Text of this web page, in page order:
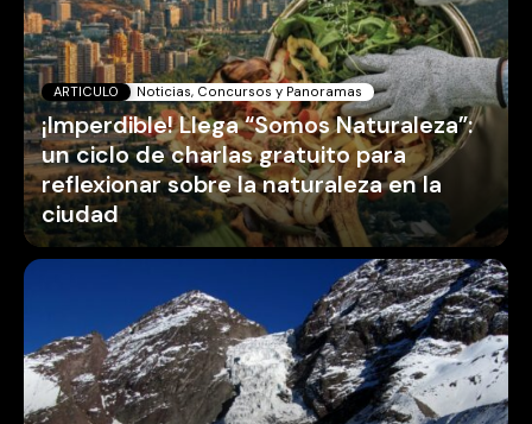
ARTICULO Noticias, Concursos y Panoramas
¡Imperdible! Llega “Somos Naturaleza”:
un ciclo de charlas gratuito para
reflexionar sobre la naturaleza en la
ciudad